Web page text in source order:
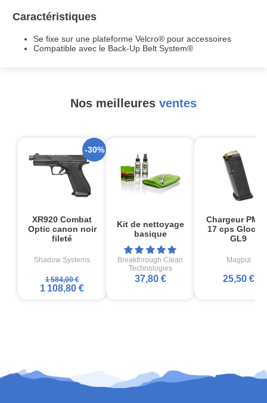
Caractéristiques
Se fixe sur une plateforme Velcro® pour accessoires
Compatible avec le Back-Up Belt System®
Nos meilleures ventes
XR920 Combat
Optic canon noir
fileté
Shadow Systems
1 584,00 €
1 108,80 €
-30%
Kit de nettoyage
basique
Breakthrough Clean
Technologies
37,80 €
Chargeur
17 cps
GL9
Magpul
25,50 €